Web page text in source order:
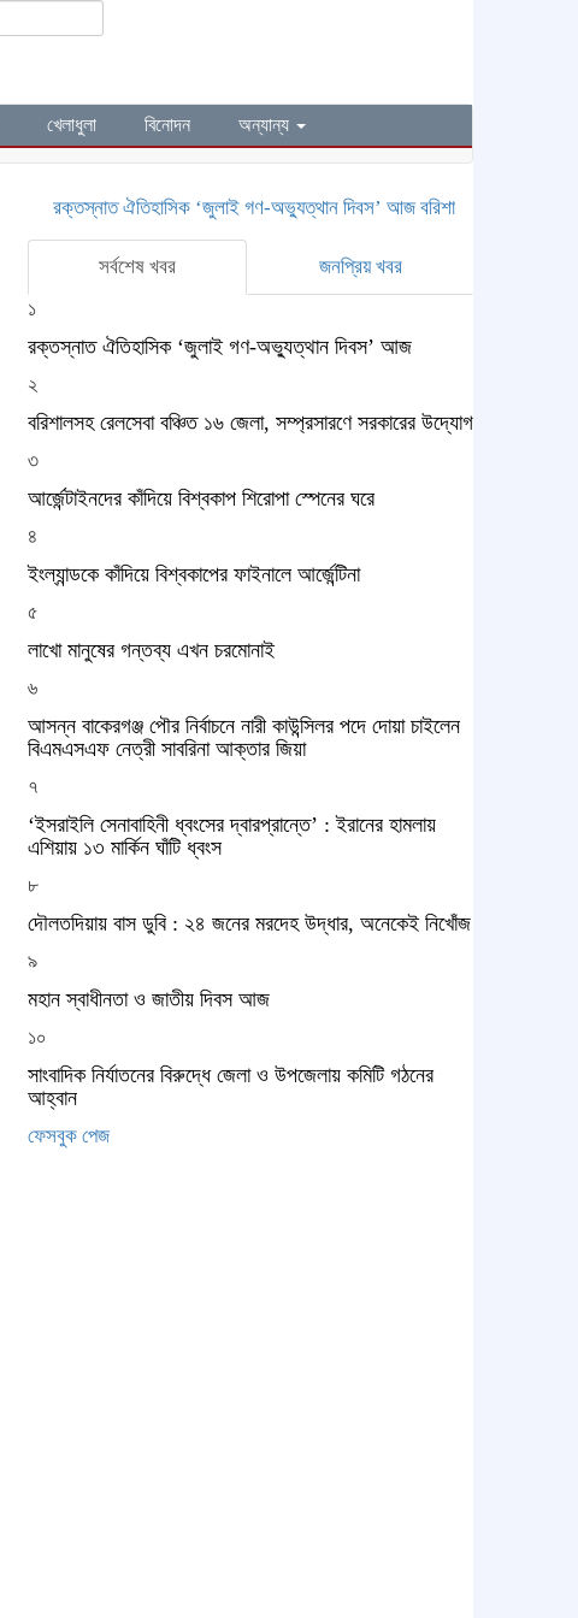
খেলাধুলা বিনোদন অন্যান্য
রক্তস্নাত ঐতিহাসিক ‌‘জুলাই গণ-অভ্যুত্থান দিবস’ আজ বরিশালসহ রেলসেবা বঞ্চিত
সর্বশেষ খবর
জনপ্রিয় খবর
১
রক্তস্নাত ঐতিহাসিক ‌‘জুলাই গণ-অভ্যুত্থান দিবস’ আজ
২
বরিশালসহ রেলসেবা বঞ্চিত ১৬ জেলা, সম্প্রসারণে সরকারের উদ্যোগ
৩
আর্জেন্টাইনদের কাঁদিয়ে বিশ্বকাপ শিরোপা স্পেনের ঘরে
৪
ইংল্যান্ডকে কাঁদিয়ে বিশ্বকাপের ফাইনালে আর্জেন্টিনা
৫
লাখো মানুষের গন্তব্য এখন চরমোনাই
৬
আসন্ন বাকেরগঞ্জ পৌর নির্বাচনে নারী কাউন্সিলর পদে দোয়া চাইলেন
বিএমএসএফ নেত্রী সাবরিনা আক্তার জিয়া
৭
‘ইসরাইলি সেনাবাহিনী ধ্বংসের দ্বারপ্রান্তে’ : ইরানের হামলায়
এশিয়ায় ১৩ মার্কিন ঘাঁটি ধ্বংস
৮
দৌলতদিয়ায় বাস ডুবি : ২৪ জনের মরদেহ উদ্ধার, অনেকেই নিখোঁজ
৯
মহান স্বাধীনতা ও জাতীয় দিবস আজ
১০
সাংবাদিক নির্যাতনের বিরুদ্ধে জেলা ও উপজেলায় কমিটি গঠনের
আহ্বান
ফেসবুক পেজ